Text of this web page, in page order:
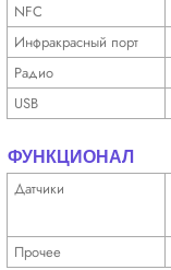
NFC
Инфра­красный порт
Радио
USB
ФУНКЦИОНАЛ
Датчики
Прочее